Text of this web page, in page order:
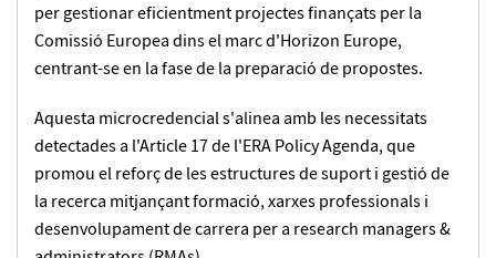
per gestionar eficientment projectes finançats per la
Comissió Europea dins el marc d'Horizon Europe,
centrant-se en la fase de la preparació de propostes.
Aquesta microcredencial s'alinea amb les necessitats
detectades a l'Article 17 de l'ERA Policy Agenda, que
promou el reforç de les estructures de suport i gestió de
la recerca mitjançant formació, xarxes professionals i
desenvolupament de carrera per a research managers &